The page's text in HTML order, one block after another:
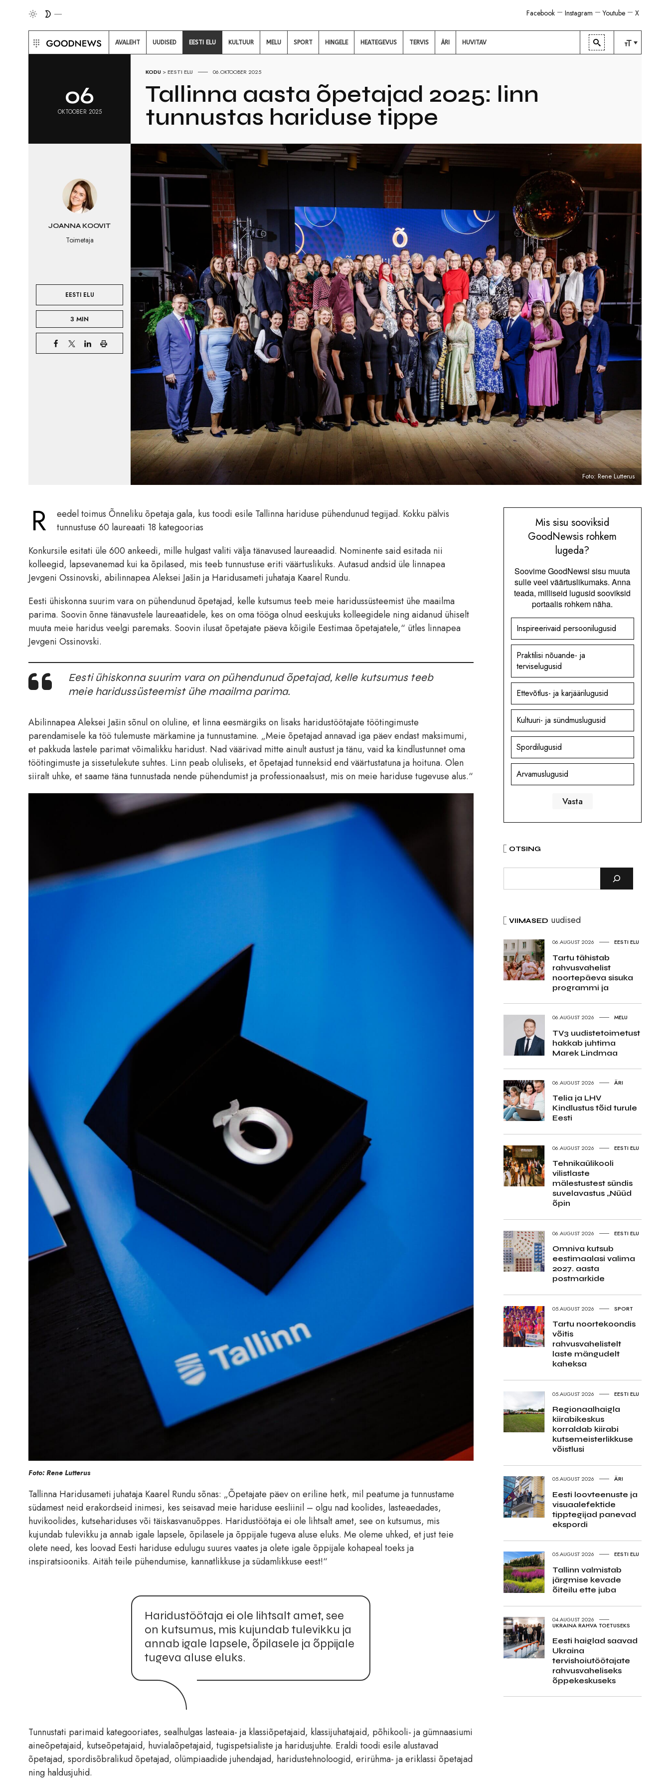
X
Youtube
Instagram
Facebook
AVALEHT UUDISED EESTI ELU KULTUUR MELU SPORT HINGELE HEATEGEVUS TERVIS ÄRI HUVITAV
06
OKTOOBER 2025
KODU >EESTI ELU 06.OKTOOBER 2025
Tallinna aasta õpetajad 2025: linn
tunnustas hariduse tippe
JOANNA KOOVIT
Toimetaja
EESTI ELU
3 MIN
Foto: Rene Lutterus
R
eedel toimus Õnneliku õpetaja gala, kus toodi esile Tallinna hariduse pühendunud tegijad. Kokku pälvis
tunnustuse 60 laureaati 18 kategoorias
Konkursile esitati üle 600 ankeedi, mille hulgast valiti välja tänavused laureaadid. Nominente said esitada nii
kolleegid, lapsevanemad kui ka õpilased, mis teeb tunnustuse eriti väärtuslikuks. Autasud andsid üle linnapea
Jevgeni Ossinovski, abilinnapea Aleksei Jašin ja Haridusameti juhataja Kaarel Rundu.
Eesti ühiskonna suurim vara on pühendunud õpetajad, kelle kutsumus teeb meie haridussüsteemist ühe maailma
parima. Soovin õnne tänavustele laureaatidele, kes on oma tööga olnud eeskujuks kolleegidele ning aidanud ühiselt
muuta meie haridus veelgi paremaks. Soovin ilusat õpetajate päeva kõigile Eestimaa õpetajatele,“ ütles linnapea
Jevgeni Ossinovski.
Eesti ühiskonna suurim vara on pühendunud õpetajad, kelle kutsumus teeb
meie haridussüsteemist ühe maailma parima.
Abilinnapea Aleksei Jašin sõnul on oluline, et linna eesmärgiks on lisaks haridustöötajate töötingimuste
parendamisele ka töö tulemuste märkamine ja tunnustamine. „Meie õpetajad annavad iga päev endast maksimumi,
et pakkuda lastele parimat võimalikku haridust. Nad väärivad mitte ainult austust ja tänu, vaid ka kindlustunnet oma
töötingimuste ja sissetulekute suhtes. Linn peab oluliseks, et õpetajad tunneksid end väärtustatuna ja hoituna. Olen
siiralt uhke, et saame täna tunnustada nende pühendumist ja professionaalsust, mis on meie hariduse tugevuse alus.“
Foto: Rene Lutterus
Tallinna Haridusameti juhataja Kaarel Rundu sõnas: „Õpetajate päev on eriline hetk, mil peatume ja tunnustame
südamest neid erakordseid inimesi, kes seisavad meie hariduse eesliinil – olgu nad koolides, lasteaedades,
huvikoolides, kutsehariduses või täiskasvanuõppes. Haridustöötaja ei ole lihtsalt amet, see on kutsumus, mis
kujundab tulevikku ja annab igale lapsele, õpilasele ja õppijale tugeva aluse eluks. Me oleme uhked, et just teie
olete need, kes loovad Eesti hariduse edulugu suures vaates ja olete igale õppijale kohapeal toeks ja
inspiratsiooniks. Aitäh teile pühendumise, kannatlikkuse ja südamlikkuse eest!“
Haridustöötaja ei ole lihtsalt amet, see
on kutsumus, mis kujundab tulevikku ja
annab igale lapsele, õpilasele ja õppijale
tugeva aluse eluks.
Tunnustati parimaid kategooriates, sealhulgas lasteaia- ja klassiõpetajaid, klassijuhatajaid, põhikooli- ja gümnaasiumi
aineõpetajaid, kutseõpetajaid, huvialaõpetajaid, tugispetsialiste ja haridusjuhte. Eraldi toodi esile alustavad
õpetajad, spordisõbralikud õpetajad, olümpiaadide juhendajad, haridustehnoloogid, erirühma- ja eriklassi õpetajad
ning haldusjuhid.
Mis sisu sooviksid
GoodNewsis rohkem
lugeda?
Soovime GoodNewsi sisu muuta
sulle veel väärtuslikumaks. Anna
teada, milliseid lugusid sooviksid
portaalis rohkem näha.
Inspireerivaid persoonilugusid
Praktilisi nõuande- ja
terviselugusid
Ettevõtlus- ja karjäärilugusid
Kultuuri- ja sündmuslugusid
Spordilugusid
Arvamuslugusid
OTSING
VIIMASED uudised
06.AUGUST 2026 EESTI ELU
Tartu tähistab
rahvusvahelist
noortepäeva sisuka
programmi ja
06.AUGUST 2026 MELU
TV3 uudistetoimetust
hakkab juhtima
Marek Lindmaa
06.AUGUST 2026 ÄRI
Telia ja LHV
Kindlustus tõid turule
Eesti
06.AUGUST 2026 EESTI ELU
Tehnikaülikooli
vilistlaste
mälestustest sündis
suvelavastus „Nüüd
õpin
06.AUGUST 2026 EESTI ELU
Omniva kutsub
eestimaalasi valima
2027. aasta
postmarkide
05.AUGUST 2026 SPORT
Tartu noortekoondis
võitis
rahvusvahelistelt
laste mängudelt
kaheksa
05.AUGUST 2026 EESTI ELU
Regionaalhaigla
kiirabikeskus
korraldab kiirabi
kutsemeisterlikkuse
võistlusi
05.AUGUST 2026 ÄRI
Eesti loovteenuste ja
visuaalefektide
tipptegijad panevad
ekspordi
05.AUGUST 2026 EESTI ELU
Tallinn valmistab
järgmise kevade
õiteilu ette juba
04.AUGUST 2026
UKRAINA RAHVA TOETUSEKS
Eesti haiglad saavad
Ukraina
tervishoiutöötajate
rahvusvaheliseks
õppekeskuseks